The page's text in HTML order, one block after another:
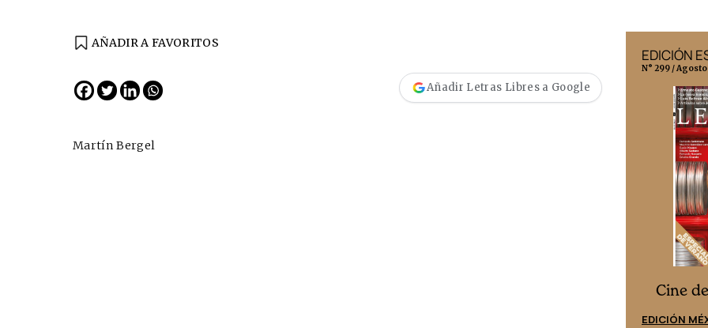
AÑADIR A FAVORITOS
Añadir Letras Libres a Google
Martín Bergel
EDICIÓN
N° 299 /
Cine
EDICIÓN